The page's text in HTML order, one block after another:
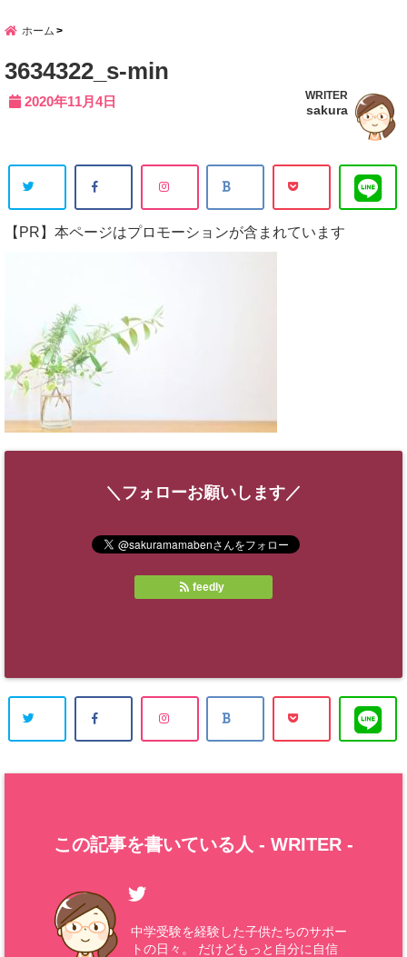
ホーム
3634322_s-min
2020年11月4日 WRITER
sakura
【PR】本ページはプロモーションが含まれています
＼フォローお願いします／
feedly
この記事を書いている人 - WRITER -
中学受験を経験した子供たちのサポー
トの日々。 だけどもっと自分に自信